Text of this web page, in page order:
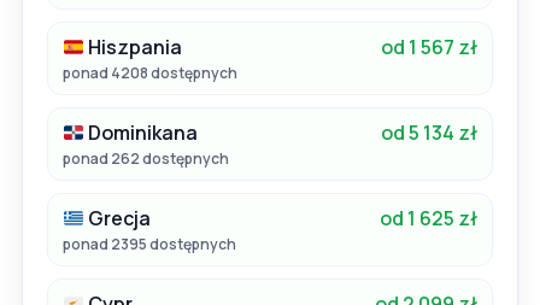
Hiszpania od 1 567 zł
ponad 4208 dostępnych
Dominikana od 5 134 zł
ponad 262 dostępnych
Grecja od 1 625 zł
ponad 2395 dostępnych